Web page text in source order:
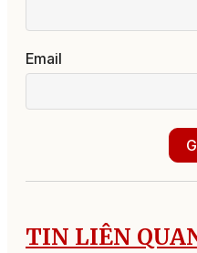
Email
TIN LIÊN